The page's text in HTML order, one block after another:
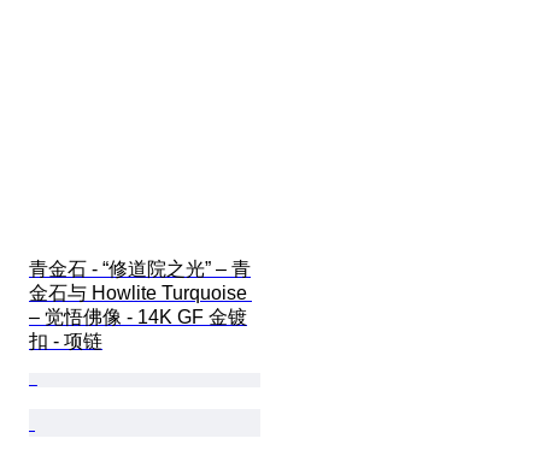
青金石 - “修道院之光” – 青
金石与 Howlite Turquoise
– 觉悟佛像 - 14K GF 金镀
扣 - 项链